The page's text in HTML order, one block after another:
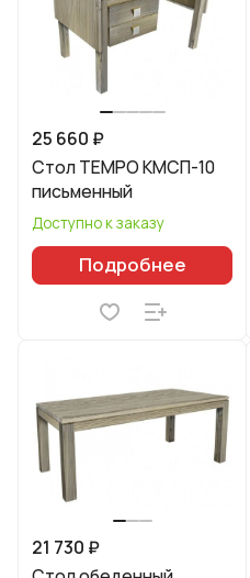
25 660 ₽
Стол TEMPO КМСП-10
письменный
Доступно к заказу
Подробнее
21 730 ₽